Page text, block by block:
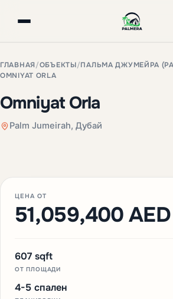
ГЛАВНАЯ/ОБЪЕКТЫ/ПАЛЬМА ДЖУМЕЙРА
OMNIYAT ORLA
Omniyat Orla
Palm Jumeirah, Дубай
ЦЕНА ОТ
51,059,400 AED
607 sqft
ОТ ПЛОЩАДИ
4-5 спален